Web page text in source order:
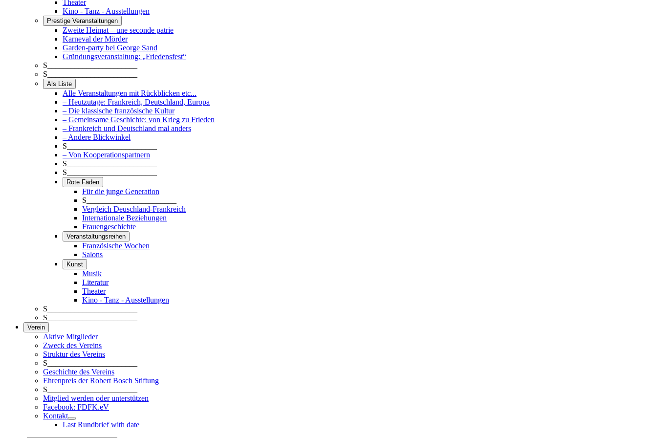
Theater
Kino - Tanz - Ausstellungen
Prestige Veranstaltungen
Zweite Heimat – une seconde patrie
Karneval der Mörder
Garden-party bei George Sand
Gründungsveranstaltung: „Friedensfest“
S_______________________
S_______________________
Als Liste
Alle Veranstaltungen mit Rückblicken etc...
– Heutzutage: Frankreich, Deutschland, Europa
– Die klassische französische Kultur
– Gemeinsame Geschichte: von Krieg zu Frieden
– Frankreich und Deutschland mal anders
– Andere Blickwinkel
S_______________________
– Von Kooperationspartnern
S_______________________
S_______________________
Rote Fäden
Für die junge Generation
S_______________________
Vergleich Deuschland-Frankreich
Internationale Beziehungen
Frauengeschichte
Veranstaltungsreihen
Französische Wochen
Salons
Kunst
Musik
Literatur
Theater
Kino - Tanz - Ausstellungen
S_______________________
S_______________________
Verein
Aktive Mitglieder
Zweck des Vereins
Struktur des Vereins
S_______________________
Geschichte des Vereins
Ehrenpreis der Robert Bosch Stiftung
S_______________________
Mitglied werden oder unterstützen
Facebook: FDFK.eV
Kontakt
Last Rundbrief with date